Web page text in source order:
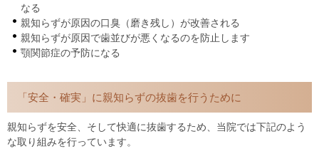
なる
親知らずが原因の口臭（磨き残し）が改善される
親知らずが原因で歯並びが悪くなるのを防止します
顎関節症の予防になる
「安全・確実」に親知らずの抜歯を行うために
親知らずを安全、そして快適に抜歯するため、当院では下記のよう
な取り組みを行っています。